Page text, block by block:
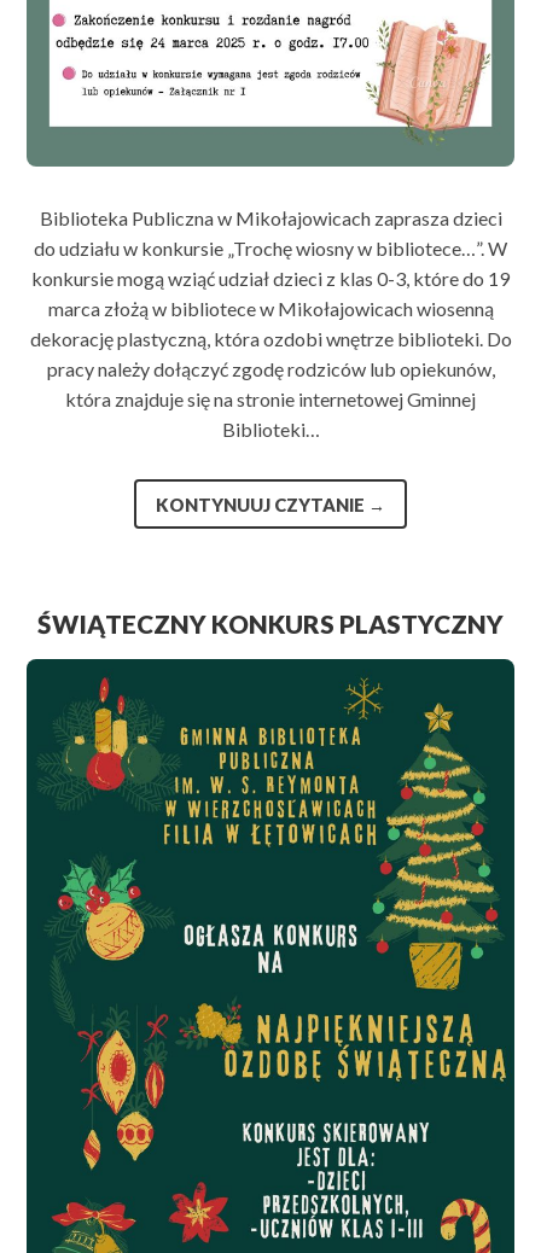
Biblioteka Publiczna w Mikołajowicach zaprasza dzieci
do udziału w konkursie „Trochę wiosny w bibliotece…”. W
konkursie mogą wziąć udział dzieci z klas 0-3, które do 19
marca złożą w bibliotece w Mikołajowicach wiosenną
dekorację plastyczną, która ozdobi wnętrze biblioteki. Do
pracy należy dołączyć zgodę rodziców lub opiekunów,
która znajduje się na stronie internetowej Gminnej
Biblioteki…
KONTYNUUJ CZYTANIE →
ŚWIĄTECZNY KONKURS PLASTYCZNY